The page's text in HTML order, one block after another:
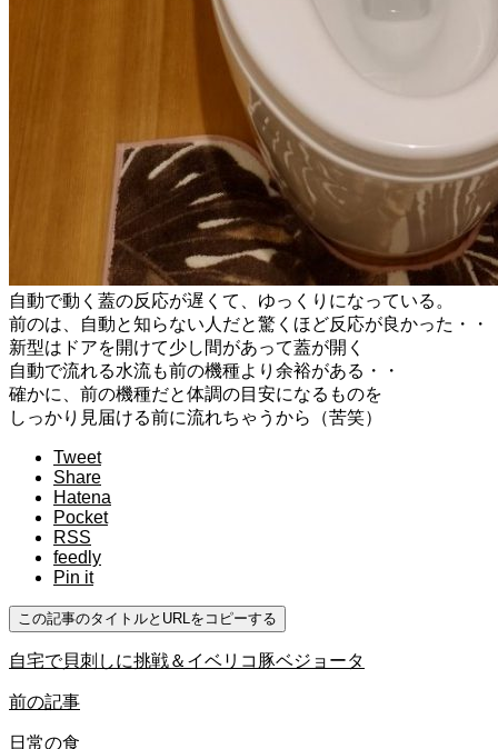
自動で動く蓋の反応が遅くて、ゆっくりになっている。
前のは、自動と知らない人だと驚くほど反応が良かった・・
新型はドアを開けて少し間があって蓋が開く
自動で流れる水流も前の機種より余裕がある・・
確かに、前の機種だと体調の目安になるものを
しっかり見届ける前に流れちゃうから（苦笑）
Tweet
Share
Hatena
Pocket
RSS
feedly
Pin it
この記事のタイトルとURLをコピーする
自宅で貝刺しに挑戦＆イベリコ豚ベジョータ
前の記事
日常の食